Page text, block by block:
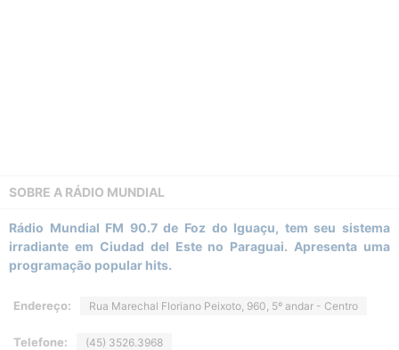
SOBRE A RÁDIO MUNDIAL
Rádio Mundial FM 90.7 de Foz do Iguaçu, tem seu sistema
irradiante em Ciudad del Este no Paraguai. Apresenta uma
programação popular hits.
Endereço: Rua Marechal Floriano Peixoto, 960, 5º andar - Centro
Telefone: (45) 3526.3968